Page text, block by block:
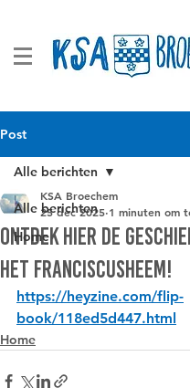
Post
Alle berichten
Home
Alle berichten
Ontdek hier de
het Franciscusheem!
KSA Broechem
25 dec 2025 1 minuten om
https://heyzine.com/flip-
book/118ed5d447.html
Home